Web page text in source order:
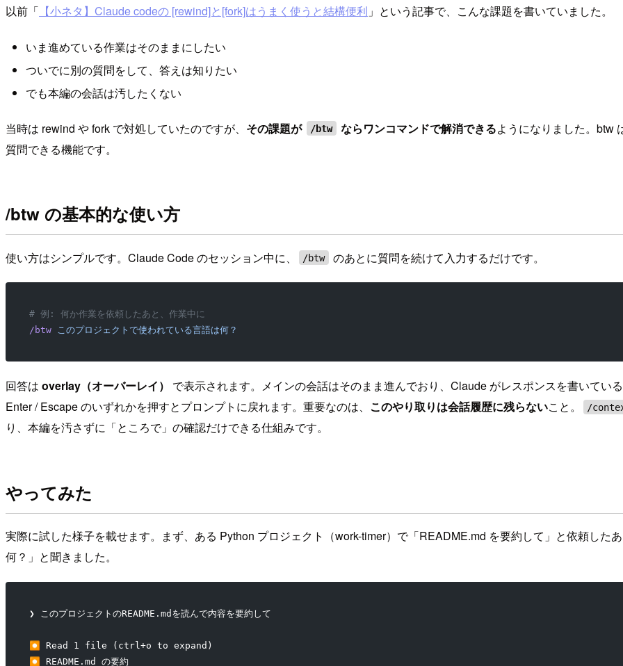
以前「 【小ネタ】Claude codeの [rewind]と[fork]はうまく使うと結構便利 」という記事で、こんな課題を書いていました。
いま進めている作業はそのままにしたい
ついでに別の質問をして、答えは知りたい
でも本編の会話は汚したくない
当時は rewind や fork で対処していたのですが、 その課題が /btw ならワンコマンドで解消できるようになりました。btw
質問できる機能です。
/btw の基本的な使い方
使い方はシンプルです。Claude Code のセッション中に、 /btw のあとに質問を続けて入力するだけです。
# 例: 何か作業を依頼したあと、作業中に
/btw このプロジェクトで使われている言語は何？
回答は overlay（オーバーレイ）
で表示されます。メインの会話はそのまま進んでおり、Claude がレスポンスを書いてい
Enter / Escape のいずれかを押すとプロンプトに戻れます。重要なのは、 このやり取りは会話履歴に残らないこと。 /
り、本編を汚さずに「ところで」の確認だけできる仕組みです。
やってみた
実際に試した様子を載せます。まず、ある Python プロジェクト（work-timer）で「README.md を要約して」と依頼した
何？」と聞きました。
❯ このプロジェクトのREADME.mdを読んで内容を要約して
⏺ Read 1 file (ctrl+o to expand)
⏺ README.md の要約